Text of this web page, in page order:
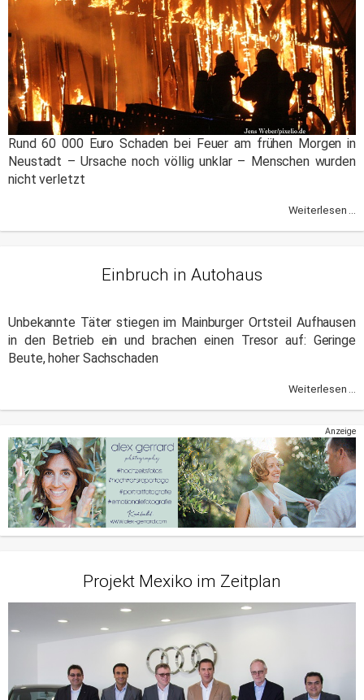
Rund 60 000 Euro Schaden bei Feuer am frühen Morgen in
Neustadt – Ursache noch völlig unklar – Menschen wurden
nicht verletzt
Weiterlesen ...
Einbruch in Autohaus
Unbekannte Täter stiegen im Mainburger Ortsteil Aufhausen
in den Betrieb ein und brachen einen Tresor auf: Geringe
Beute, hoher Sachschaden
Weiterlesen ...
Anzeige
Projekt Mexiko im Zeitplan